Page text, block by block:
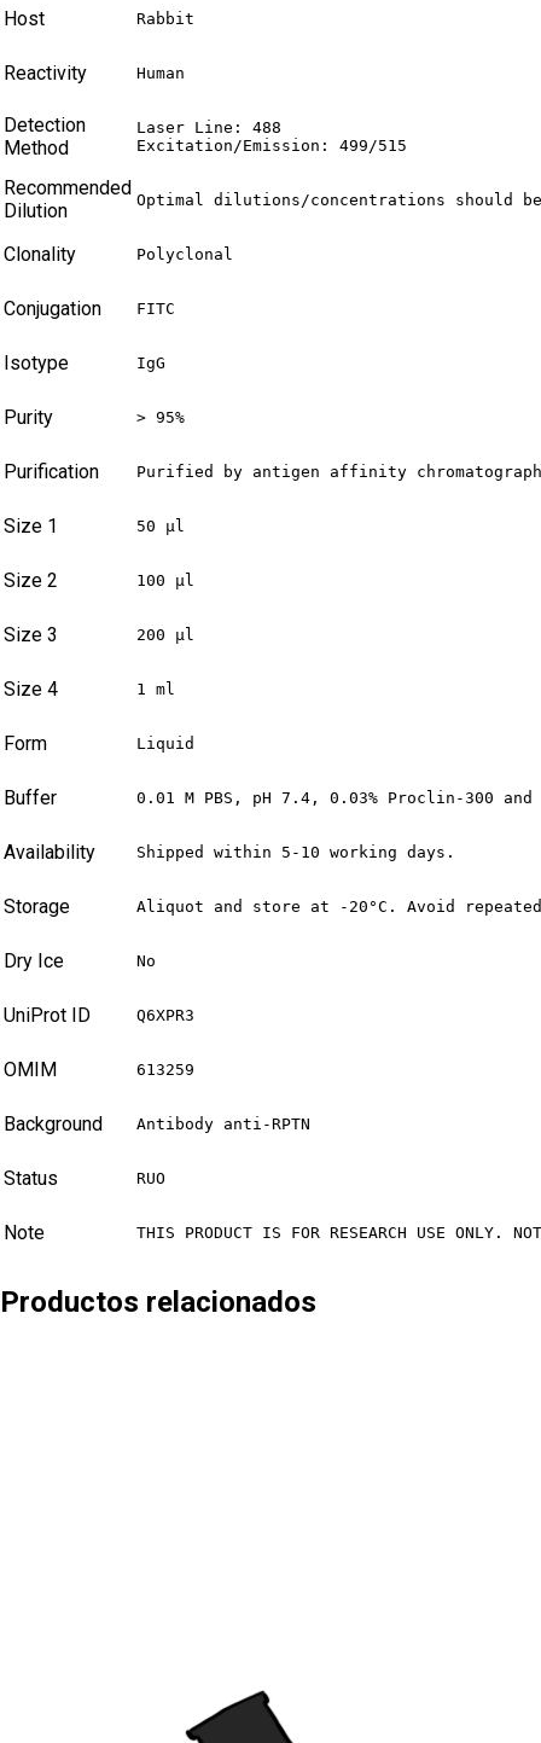
Host Rabbit
Reactivity Human
Detection
Method
Laser Line: 488
Excitation/Emission: 499/515
Recommended
Dilution
Optimal dilutions/concentrations should
Clonality Polyclonal
Conjugation FITC
Isotype IgG
Purity > 95%
Purification Purified by antigen affinity
Size 1 50 µl
Size 2 100 µl
Size 3 200 µl
Size 4 1 ml
Form Liquid
Buffer 0.01 M PBS, pH 7.4, 0.03% Proclin-300
Availability Shipped within 5-10 working days.
Storage Aliquot and store at -20°C. Avoid
Dry Ice No
UniProt ID Q6XPR3
OMIM 613259
Background Antibody anti-RPTN
Status RUO
Note THIS PRODUCT IS FOR RESEARCH USE ONLY.
Productos relacionados